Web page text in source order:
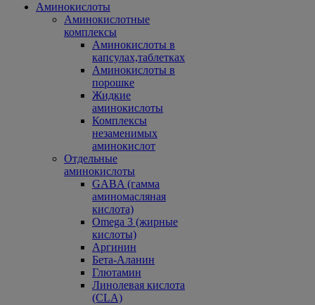
Аминокислоты
Аминокислотные
комплексы
Аминокислоты в
капсулах,таблетках
Аминокислоты в
порошке
Жидкие
аминокислоты
Комплексы
незаменимых
аминокислот
Отдельные
аминокислоты
GABA (гамма
аминомасляная
кислота)
Omega 3 (жирные
кислоты)
Аргинин
Бета-Аланин
Глютамин
Линолевая кислота
(CLA)